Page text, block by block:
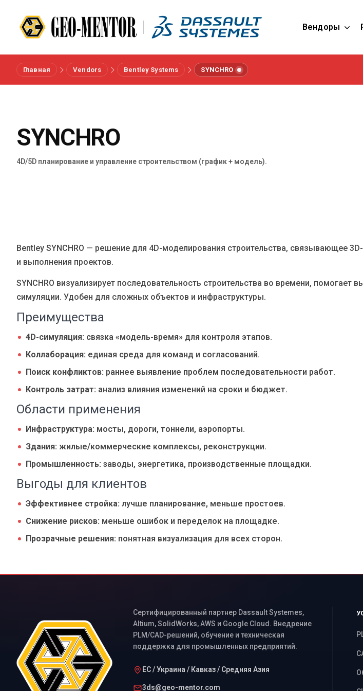
Вендоры
Меню
Референсы
EN UA RU DE IT
Главная Vendors Bentley Systems SYNCHRO
SYNCHRO
4D/5D планирование и управление строительством (график + модель).
Bentley SYNCHRO — решение для 4D-моделирования строительства, связывающее
и выполнения проектов.
SYNCHRO визуализирует последовательность строительства во времени,
симуляции. Удобен для сложных объектов и инфраструктуры.
Преимущества
4D-симуляция: связка «модель-время» для контроля этапов.
Коллаборация: единая среда для команд и согласований.
Поиск конфликтов: раннее выявление проблем последовательности работ.
Контроль затрат: анализ влияния изменений на сроки и бюджет.
Области применения
Инфраструктура: мосты, дороги, тоннели, аэропорты.
Здания: жилые/коммерческие комплексы, реконструкции.
Промышленность: заводы, энергетика, производственные площадки.
Выгоды для клиентов
Эффективнее стройка: лучше планирование, меньше простоев.
Снижение рисков: меньше ошибок и переделок на площадке.
Прозрачные решения: понятная визуализация для всех сторон.
Сертифицированный партнер Dassault Systemes,
Altium, SolidWorks, AWS и Google Cloud. Внедрение
PLM/CAD-решений, обучение и техническая
поддержка для промышленных предприятий.
ЕС / Украина / Кавказ / Средняя Азия
3ds@geo-mentor.com